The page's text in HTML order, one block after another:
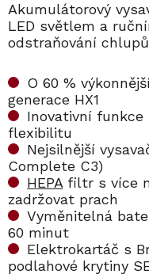
Akumulátorový
LED světlem a
odstraňování
O 60 %
generace HX1
Inovativní funkce
flexibilitu
Nejsilnější
Complete C3)
HEPA filtr s více
zadržovat prach
Vyměnitelná
60 minut
Elektrokartáč s
podlahové krytiny